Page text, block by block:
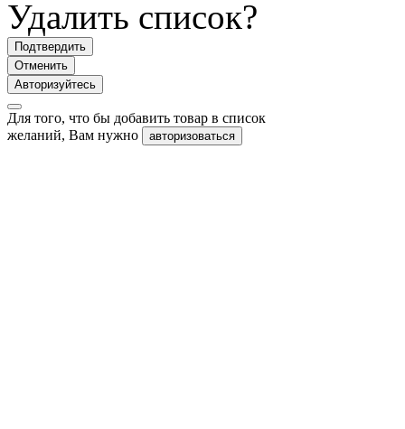
Удалить список?
Подтвердить
Отменить
Авторизуйтесь
Для того, что бы добавить товар в список
желаний, Вам нужно
авторизоваться